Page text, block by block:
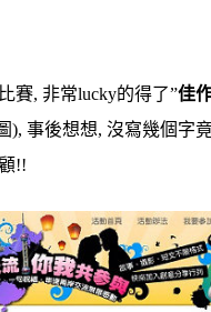
賽, 非常lucky的得了”佳
), 事後想想, 沒寫幾個字
!!